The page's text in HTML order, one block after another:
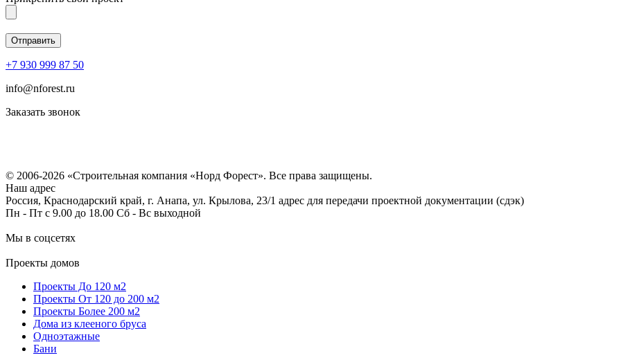
+7 930 999 87 50
info@nforest.ru
Заказать звонок
© 2006-2026 «Строительная компания «Норд Форест». Все права защищены.
Наш адрес
Россия, Краснодарский край, г. Анапа, ул. Крылова, 23/1 адрес для передачи проектной документации (сдэк)
Пн - Пт с 9.00 до 18.00 Сб - Вс выходной
Мы в соцсетях
Проекты домов
Проекты До 120 м2
Проекты От 120 до 200 м2
Проекты Более 200 м2
Дома из клееного бруса
Одноэтажные
Бани